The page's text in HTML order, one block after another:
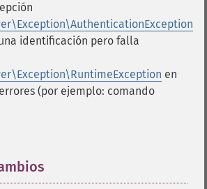
identificación pero falla
en
(por ejemplo: comando